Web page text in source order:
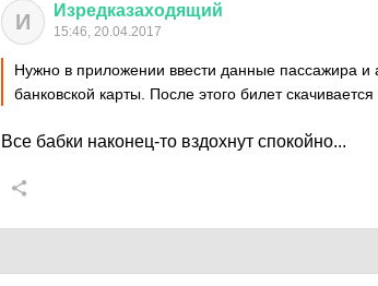
И Изредказаходящий
15:46, 20.04.2017
Нужно в приложении ввести данные пассажира и
банковской карты. После этого билет
Все бабки наконец-то вздохнут спокойно...